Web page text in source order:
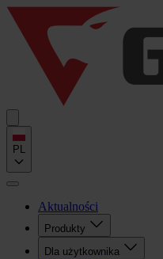
PL
Aktualności
Produkty
Dla użytkownika